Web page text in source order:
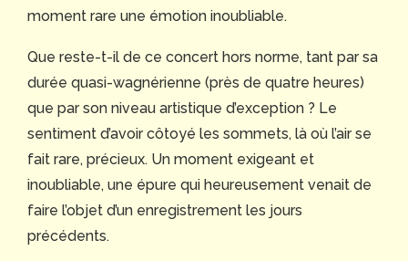
moment rare une émotion inoubliable.
Que reste-t-il de ce concert hors norme, tant par sa
durée quasi-wagnérienne (près de quatre heures)
que par son niveau artistique d’exception ? Le
sentiment d’avoir côtoyé les sommets, là où l’air se
fait rare, précieux. Un moment exigeant et
inoubliable, une épure qui heureusement venait de
faire l’objet d’un enregistrement les jours
précédents.